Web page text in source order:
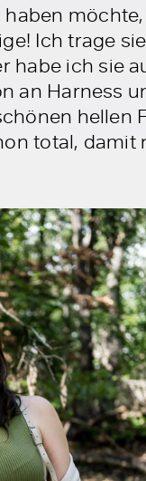
Ich trage
habe ich sie
an Harness
hellen
total,